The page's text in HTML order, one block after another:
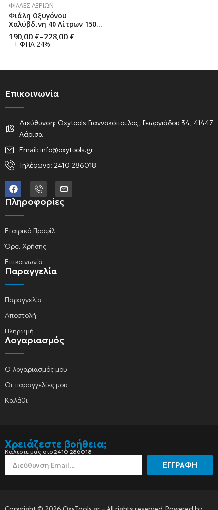
ΦΙΆΛΕΣ ΑΕΡΊΩΝ
Φιάλη Οξυγόνου
Χαλύβδινη 40 Λίτρων 150
Bar CN JD
190,00 €–228,00 €
+ ΦΠΑ 24%
Επικοινωνία
Διεύθυνση: Oxytools Γιαννακόπουλος, Γεωργιάδου 34, 41447
Λάρισα
Email: info@oxytools.gr
Τηλέφωνο: 2410 286018
Πληροφορίες
Εταιρικό Προφίλ
Όροι Χρήσης
Επικοινωνία
Παραγγελία
Παραγγελία
Αποστολή
Πληρωμή
Λογαριασμός
Ο λογαριασμός μου
Οι παραγγελίες μου
Καλάθι
Χρειάζεστε βοήθεια;
Καλέστε μας στο 2410 286018
ΕΓΓΡΑΦΗ